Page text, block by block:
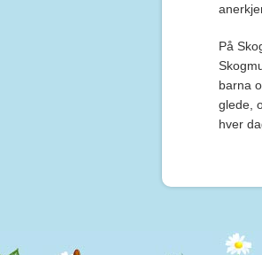
På
barna
glede,
hver